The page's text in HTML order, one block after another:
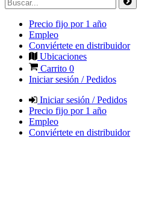
Precio fijo por 1 año
Empleo
Conviértete en distribuidor
Ubicaciones
Carrito 0
Iniciar sesión / Pedidos
Iniciar sesión / Pedidos
Precio fijo por 1 año
Empleo
Conviértete en distribuidor